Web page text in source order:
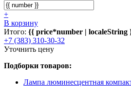
+
В корзину
Итого: {{ price*number | localeString
+7 (383) 310-30-32
Уточнить цену
Подборки товаров:
Лампа люминесцентная